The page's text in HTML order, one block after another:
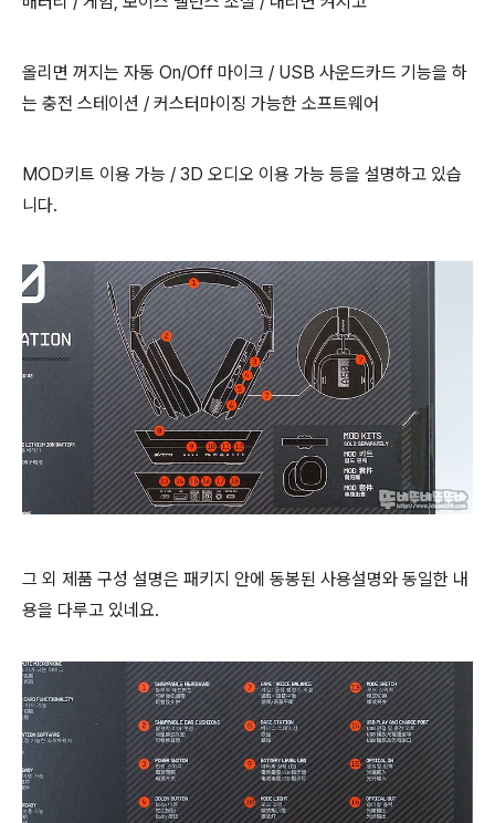
올리면 꺼지는 자동 On/Off 마이크 / USB 사운드카드 기능을 하
는 충전 스테이션 / 커스터마이징 가능한 소프트웨어
MOD키트 이용 가능 / 3D 오디오 이용 가능 등을 설명하고 있습
니다.
그 외 제품 구성 설명은 패키지 안에 동봉된 사용설명와 동일한 내
용을 다루고 있네요.